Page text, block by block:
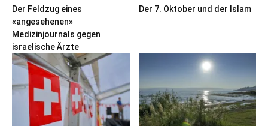
Der Feldzug eines
«angesehenen»
Medizinjournals gegen
israelische Ärzte
Der 7. Oktober und der Islam